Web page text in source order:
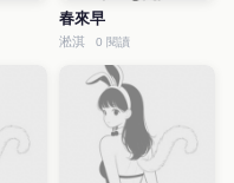
春來早
淞淇 0 閱讀